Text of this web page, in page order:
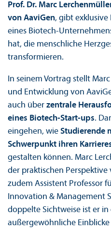
Prof. Dr. Marc
von AaviGen, gibt exklusive
eines Biotech-
hat, die menschliche
trans­formieren.
In seinem Vortrag stellt
und Entwicklung von
auch über zentrale
eines Biotech-Start-ups.
eingehen, wie Studierende
Schwerpunkt ihren
gestalten können. Marc
der praktischen
zudem Assistent Professor
Innovation & Management
doppelte Sichtweise ist er in
außergewöhnliche